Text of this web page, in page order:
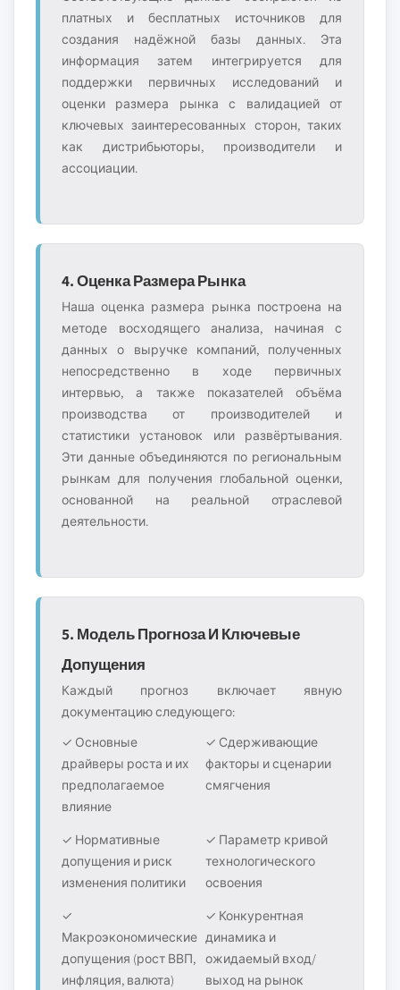
платных и бесплатных источников для
создания надёжной базы данных. Эта
информация затем интегрируется для
поддержки первичных исследований и
оценки размера рынка с валидацией от
ключевых заинтересованных сторон, таких
как дистрибьюторы, производители и
ассоциации.
4. Оценка Размера Рынка
Наша оценка размера рынка построена на
методе восходящего анализа, начиная с
данных о выручке компаний, полученных
непосредственно в ходе первичных
интервью, а также показателей объёма
производства от производителей и
статистики установок или развёртывания.
Эти данные объединяются по региональным
рынкам для получения глобальной оценки,
основанной на реальной отраслевой
деятельности.
5. Модель Прогноза И Ключевые
Допущения
Каждый прогноз включает явную
документацию следующего:
✓ Основные
драйверы роста и их
предполагаемое
влияние
✓ Сдерживающие
факторы и сценарии
смягчения
✓ Нормативные
допущения и риск
изменения политики
✓ Параметр кривой
технологического
освоения
✓
Макроэкономические
допущения (рост ВВП,
инфляция, валюта)
✓ Конкурентная
динамика и
ожидаемый вход/
выход на рынок